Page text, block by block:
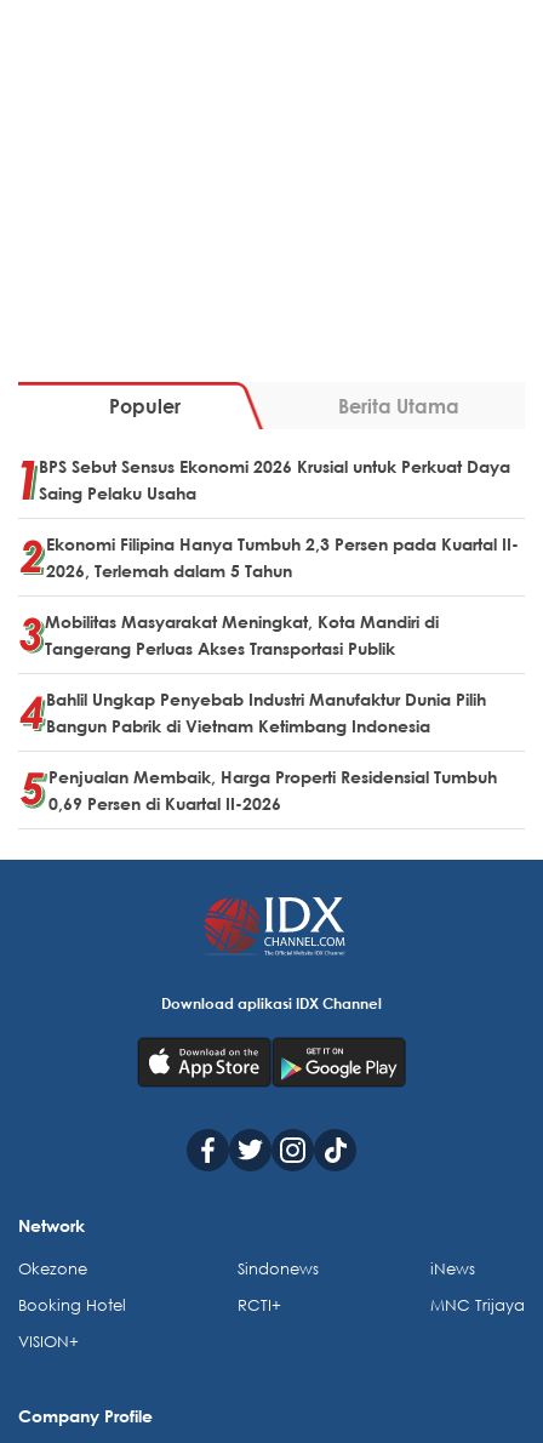
Populer Berita Utama
BPS Sebut Sensus Ekonomi 2026 Krusial untuk Perkuat Daya
Saing Pelaku Usaha
Ekonomi Filipina Hanya Tumbuh 2,3 Persen pada Kuartal II-
2026, Terlemah dalam 5 Tahun
Mobilitas Masyarakat Meningkat, Kota Mandiri di
Tangerang Perluas Akses Transportasi Publik
Bahlil Ungkap Penyebab Industri Manufaktur Dunia Pilih
Bangun Pabrik di Vietnam Ketimbang Indonesia
Penjualan Membaik, Harga Properti Residensial Tumbuh
0,69 Persen di Kuartal II-2026
Download aplikasi IDX Channel
Network
Okezone
Booking Hotel
VISION+
Sindonews
RCTI+
iNews
MNC Trijaya
Company Profile